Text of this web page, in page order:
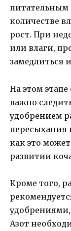
питательным
количестве
рост. При
или влаги,
замедлиться
На этом
важно
удобрением
пересыхания
как это
развитии
Кроме того,
Азот